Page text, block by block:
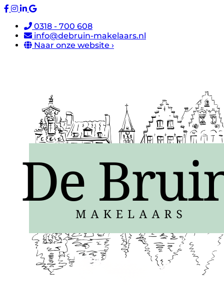
0318 - 700 608
info@debruin-makelaars.nl
Naar onze website ›